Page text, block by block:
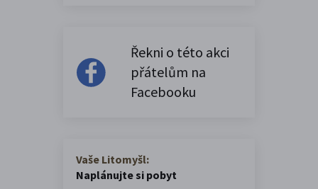
Řekni o této akci
přátelům na
Facebooku
Vaše Litomyšl:
Naplánujte si pobyt